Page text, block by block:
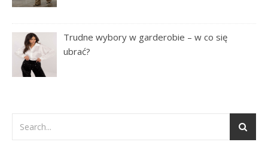
Trudne wybory w garderobie – w co się
ubrać?